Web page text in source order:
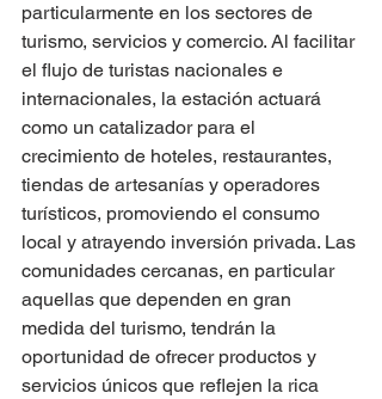
particularmente en los sectores de
turismo, servicios y comercio. Al facilitar
el flujo de turistas nacionales e
internacionales, la estación actuará
como un catalizador para el
crecimiento de hoteles, restaurantes,
tiendas de artesanías y operadores
turísticos, promoviendo el consumo
local y atrayendo inversión privada. Las
comunidades cercanas, en particular
aquellas que dependen en gran
medida del turismo, tendrán la
oportunidad de ofrecer productos y
servicios únicos que reflejen la rica